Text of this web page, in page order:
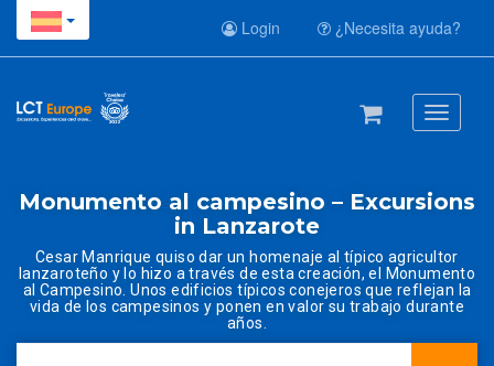
Login ¿Necesita ayuda?
Toggle
Monumento al campesino – Excursions
in Lanzarote
Cesar Manrique quiso dar un homenaje al típico agricultor
lanzaroteño y lo hizo a través de esta creación, el Monumento
al Campesino. Unos edificios típicos conejeros que reflejan la
vida de los campesinos y ponen en valor su trabajo durante
años.